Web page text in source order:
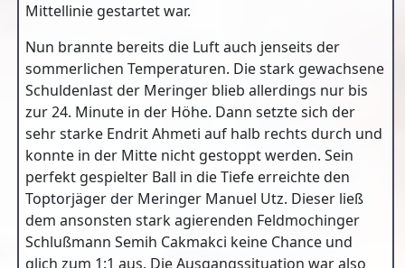
Mittellinie gestartet war.
Nun brannte bereits die Luft auch jenseits der
sommerlichen Temperaturen. Die stark gewachsene
Schuldenlast der Meringer blieb allerdings nur bis
zur 24. Minute in der Höhe. Dann setzte sich der
sehr starke Endrit Ahmeti auf halb rechts durch und
konnte in der Mitte nicht gestoppt werden. Sein
perfekt gespielter Ball in die Tiefe erreichte den
Toptorjäger der Meringer Manuel Utz. Dieser ließ
dem ansonsten stark agierenden Feldmochinger
Schlußmann Semih Cakmakci keine Chance und
glich zum 1:1 aus. Die Ausgangssituation war also